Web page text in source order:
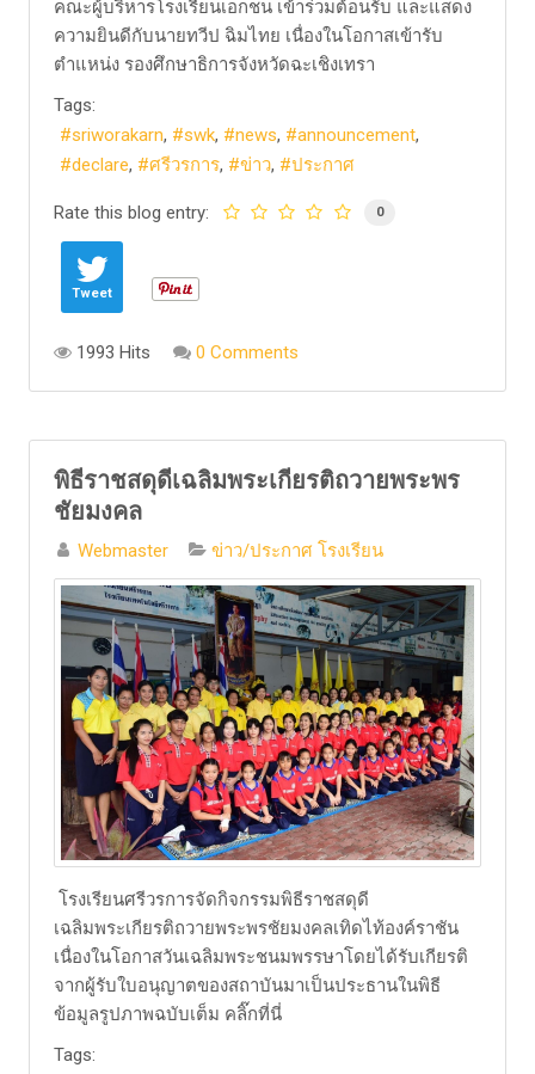
คณะผู้บริหารโรงเรียนเอกชน เข้าร่วมต้อนรับ และแสดง
ความยินดีกับนายทวีป ฉิมไทย เนื่องในโอกาสเข้ารับ
ตำแหน่ง รองศึกษาธิการจังหวัดฉะเชิงเทรา
Tags:
sriworakarn
swk news
announcement
declare
ศรีวรการ ข่าว ประกาศ
Rate this blog entry: 0
Tweet
1993 Hits 0 Comments
พิธีราชสดุดีเฉลิมพระเกียรติถวายพระพร
ชัยมงคล
Webmaster ข่าว/ประกาศ โรงเรียน
โรงเรียนศรีวรการจัดกิจกรรมพิธีราชสดุดี
เฉลิมพระเกียรติถวายพระพรชัยมงคลเทิดไท้องค์ราชัน
เนื่องในโอกาสวันเฉลิมพระชนมพรรษาโดยได้รับเกียรติ
จากผู้รับใบอนุญาตของสถาบันมาเป็นประธานในพิธี
ข้อมูลรูปภาพฉบับเต็ม คลิ๊กที่นี่
Tags: